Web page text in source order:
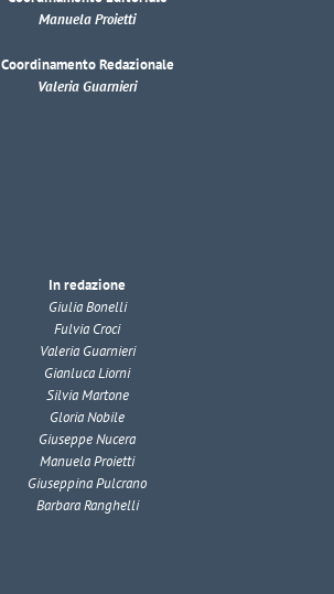
Manuela Proietti
Coordinamento Redazionale
Valeria Guarnieri
In redazione
Giulia Bonelli
Fulvia Croci
Valeria Guarnieri
Gianluca Liorni
Silvia Martone
Gloria Nobile
Giuseppe Nucera
Manuela Proietti
Giuseppina Pulcrano
Barbara Ranghelli